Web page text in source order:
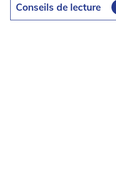
Conseils de lecture